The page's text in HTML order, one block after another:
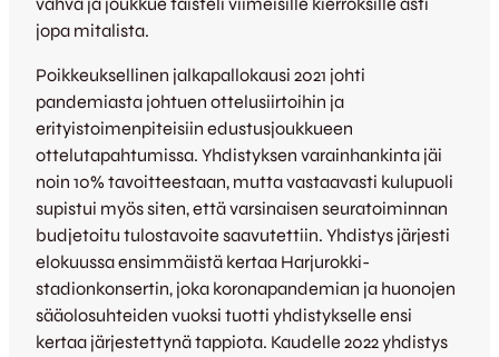
jopa mitalista.
Poikkeuksellinen jalkapallokausi 2021 johti
pandemiasta johtuen ottelusiirtoihin ja
erityistoimenpiteisiin edustusjoukkueen
ottelutapahtumissa. Yhdistyksen varainhankinta jäi
noin 10% tavoitteestaan, mutta vastaavasti kulupuoli
supistui myös siten, että varsinaisen seuratoiminnan
budjetoitu tulostavoite saavutettiin. Yhdistys järjesti
elokuussa ensimmäistä kertaa Harjurokki-
stadionkonsertin, joka koronapandemian ja huonojen
sääolosuhteiden vuoksi tuotti yhdistykselle ensi
kertaa järjestettynä tappiota. Kaudelle 2022 yhdistys